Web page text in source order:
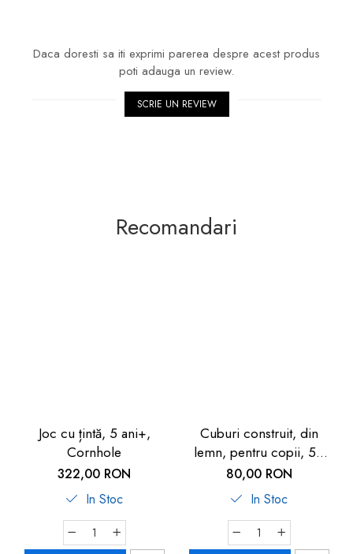
Daca doresti sa iti exprimi parerea despre acest produs
poti adauga un review.
SCRIE UN REVIEW
Recomandari
Joc cu țintă, 5 ani+,
Cornhole
322,00 RON
In Stoc
Cuburi construit, din
lemn, pentru copii, 50
piese, Goki
80,00 RON
In Stoc